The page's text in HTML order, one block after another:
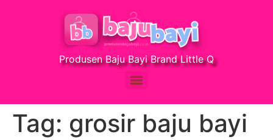
Produsen Baju Bayi Brand Little Q
Tag: grosir baju bayi